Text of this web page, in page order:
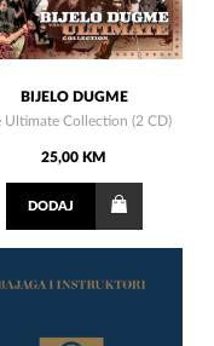
BIJELO DUGME
Ultimate Collection (2 CD)
25,00 KM
DODAJ